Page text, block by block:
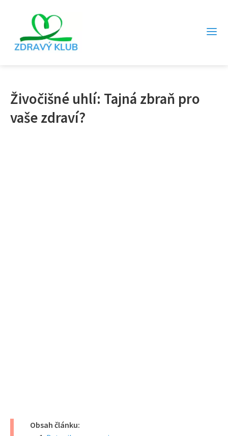
Živočišné uhlí: Tajná zbraň pro
vaše zdraví?
Obsah článku: